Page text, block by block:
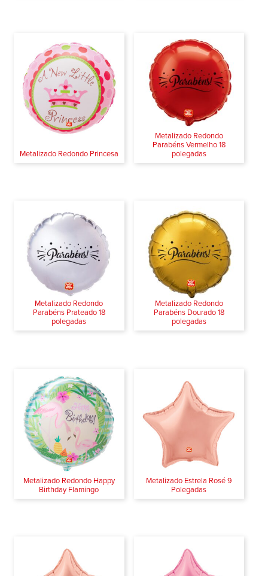
Metalizado Redondo Princesa
Metalizado Redondo
Parabéns Vermelho 18
polegadas
Metalizado Redondo
Parabéns Prateado 18
polegadas
Metalizado Redondo
Parabéns Dourado 18
polegadas
Metalizado Redondo Happy
Birthday Flamingo
Metalizado Estrela Rosé 9
Polegadas